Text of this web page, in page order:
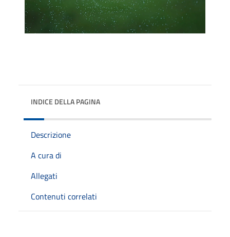
INDICE DELLA PAGINA
Descrizione
A cura di
Allegati
Contenuti correlati